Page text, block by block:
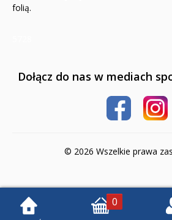
Puzzle
QUIZY I ŁAMIGŁÓWKI NA
PROMOCJA ZESTAWY
folią.
Dołącz do nas w mediach
© 2026 Wszelkie prawa
0